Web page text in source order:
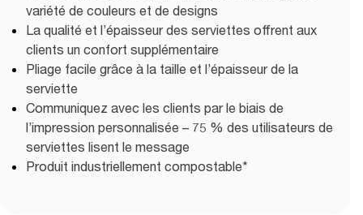
variété de couleurs et de designs
La qualité et l’épaisseur des serviettes offrent aux
clients un confort supplémentaire
Pliage facile grâce à la taille et l’épaisseur de la
serviette
Communiquez avec les clients par le biais de
l’impression personnalisée – 75 % des utilisateurs de
serviettes lisent le message
Produit industriellement compostable*